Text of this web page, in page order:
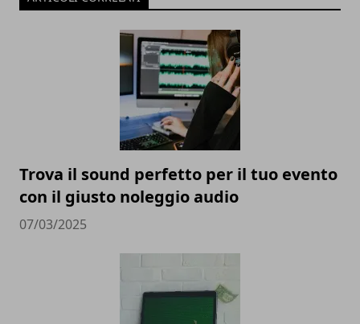
Trova il sound perfetto per il tuo evento
con il giusto noleggio audio
07/03/2025